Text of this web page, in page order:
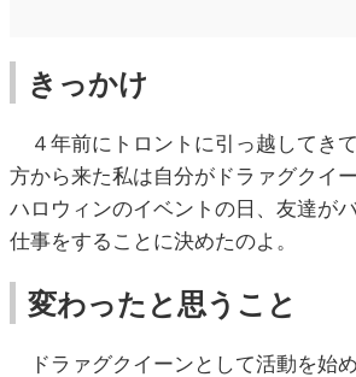
きっかけ
４年前にトロントに引っ越してき
方から来た私は自分がドラァグクイ
ハロウィンのイベントの日、友達が
仕事をすることに決めたのよ。
変わったと思うこと
ドラァグクイーンとして活動を始